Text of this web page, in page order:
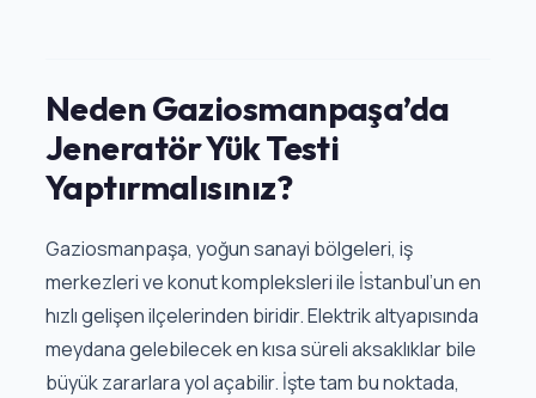
Neden Gaziosmanpaşa’da
Jeneratör Yük Testi
Yaptırmalısınız?
Gaziosmanpaşa, yoğun sanayi bölgeleri, iş
merkezleri ve konut kompleksleri ile İstanbul’un en
hızlı gelişen ilçelerinden biridir. Elektrik altyapısında
meydana gelebilecek en kısa süreli aksaklıklar bile
büyük zararlara yol açabilir. İşte tam bu noktada,